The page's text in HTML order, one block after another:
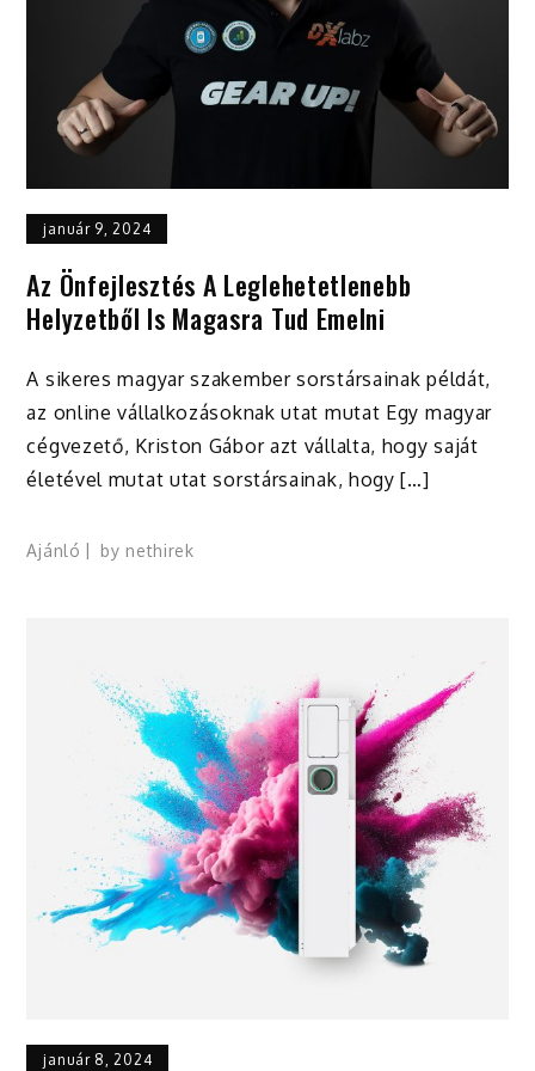
január 9, 2024
Az Önfejlesztés A Leglehetetlenebb
Helyzetből Is Magasra Tud Emelni
A sikeres magyar szakember sorstársainak példát,
az online vállalkozásoknak utat mutat Egy magyar
cégvezető, Kriston Gábor azt vállalta, hogy saját
életével mutat utat sorstársainak, hogy […]
Ajánló by nethirek
január 8, 2024